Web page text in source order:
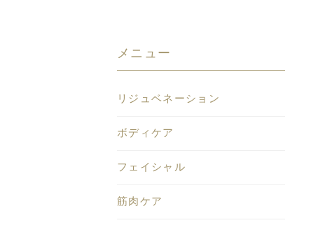
メニュー
リジュベネーション
ボディケア
フェイシャル
筋肉ケア